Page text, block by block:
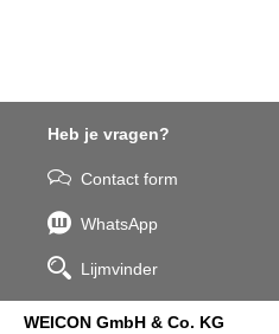
Heb je vragen?
Contact form
WhatsApp
Lijmvinder
WEICON GmbH & Co. KG